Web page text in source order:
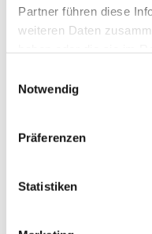
Partner führen diese
weiteren Daten
Notwendig
Präferenzen
Statistiken
WASSERWAND
Chromstahl
CHF 9'775.00